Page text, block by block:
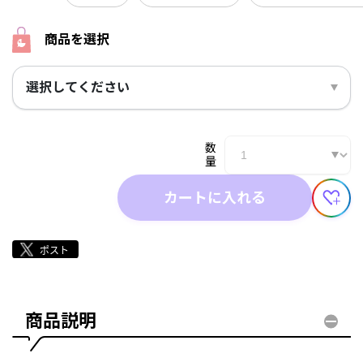
商品を選択
選択してください
数
量
カートに入れる
商品説明